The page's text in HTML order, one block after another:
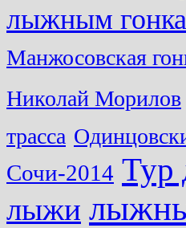
лыжным
Манжосовская
Николай Морилов
трасса
Сочи-2014 Тур
лыжи